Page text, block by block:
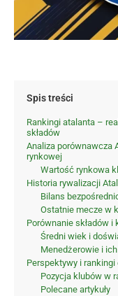
Spis treści
Rankingi atalanta –
składów
Analiza porównawcza
rynkowej
Wartość rynkowa
Historia rywalizacji
Bilans
Ostatnie mecze w
Porównanie składów
Średni wiek i
Menedżerowie i
Perspektywy i
Pozycja klubów w
Polecane artykuły